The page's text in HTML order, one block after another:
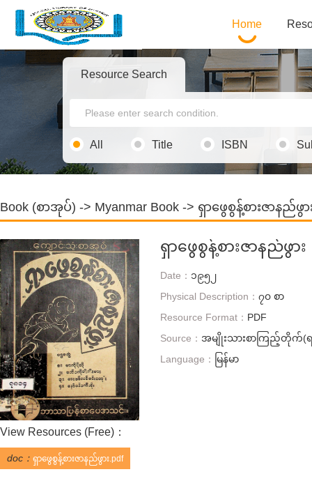
Home
Resource Search
All Title ISBN
Book (စာအုပ်) -> Myanmar Book -> ရှာဖွေစွန့်စားဇာနည်ဖွာ
ရှာဖွေစွန့်စားဇာနည်ဖွား
Date： ၁၉၅၂
Physical Description： ၇၀ စာ
Resource Format： PDF
Source： အမျိုးသားစာကြည့်တိုက်(
Language： မြန်မာ
View Resources (Free)：
doc： ရှာဖွေစွန့်စားဇာနည်ဖွား.pdf